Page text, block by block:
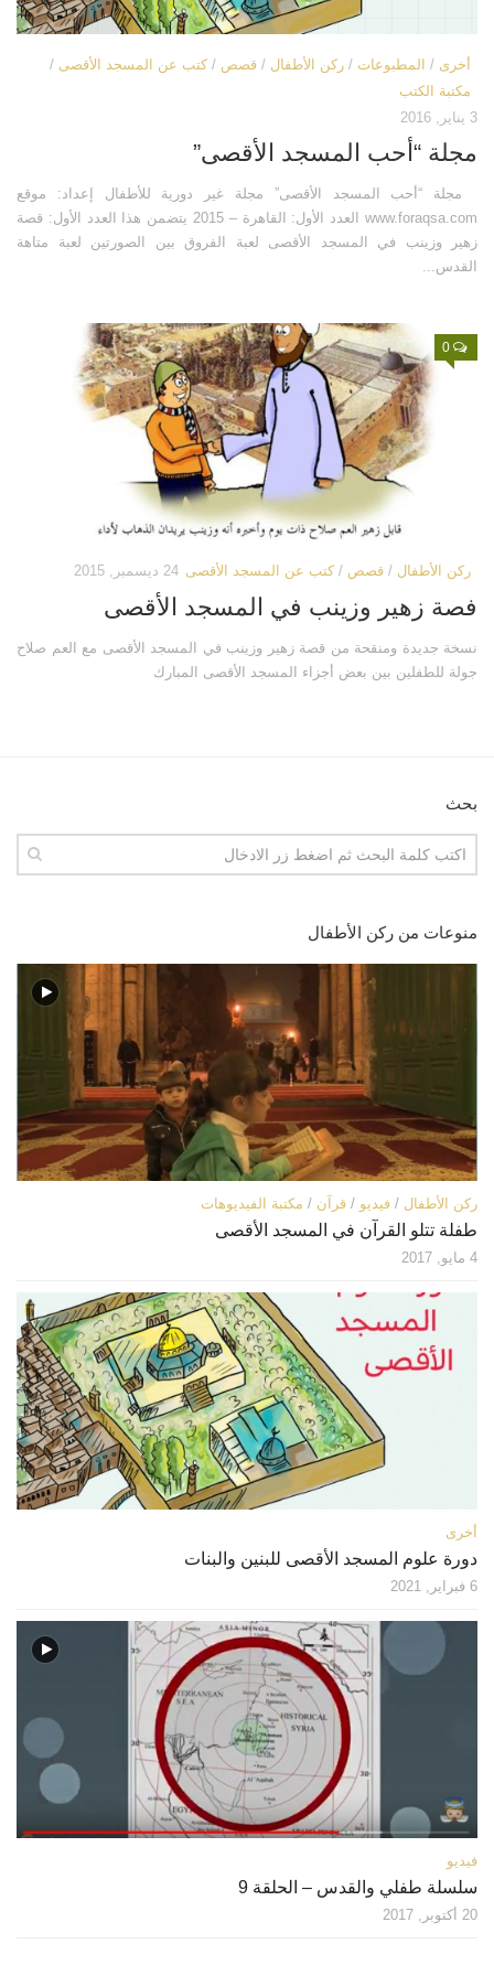
فيديو
صور
الموقع الأم
أخرى / المطبوعات / ركن الأطفال / قصص / كتب عن المسجد الأقصى /
مكتبة الكتب
3 يناير, 2016
مجلة “أحب المسجد الأقصى”
مجلة “أحب المسجد الأقصى” مجلة غير دورية للأطفال إعداد: موقع
www.foraqsa.com العدد الأول: القاهرة – 2015 يتضمن هذا العدد الأول: قصة
زهير وزينب في المسجد الأقصى لعبة الفروق بين الصورتين لعبة متاهة
القدس...
0
ركن الأطفال / قصص / كتب عن المسجد الأقصى 24 ديسمبر, 2015
فصة زهير وزينب في المسجد الأقصى
نسخة جديدة ومنقحة من قصة زهير وزينب في المسجد الأقصى مع العم صلاح
جولة للطفلين بين بعض أجزاء المسجد الأقصى المبارك
بحث
منوعات من ركن الأطفال
ركن الأطفال / فيديو / قرآن / مكتبة الفيديوهات
طفلة تتلو القرآن في المسجد الأقصى
4 مايو, 2017
أخرى
دورة علوم المسجد الأقصى للبنين والبنات
6 فبراير, 2021
فيديو
سلسلة طفلي والقدس – الحلقة 9
20 أكتوبر, 2017